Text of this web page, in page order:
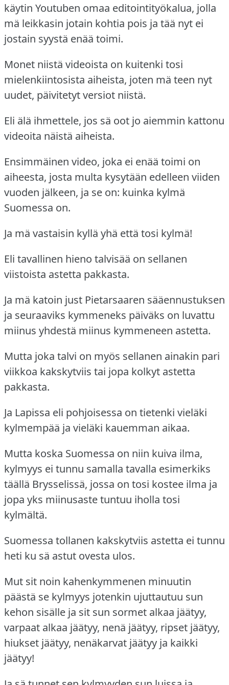
käytin Youtuben omaa editointityökalua, jolla
mä leikkasin jotain kohtia pois ja tää nyt ei
jostain syystä enää toimi.
Monet niistä videoista on kuitenki tosi
mielenkiintosista aiheista, joten mä teen nyt
uudet, päivitetyt versiot niistä.
Eli älä ihmettele, jos sä oot jo aiemmin kattonu
videoita näistä aiheista.
Ensimmäinen video, joka ei enää toimi on
aiheesta, josta multa kysytään edelleen viiden
vuoden jälkeen, ja se on: kuinka kylmä
Suomessa on.
Ja mä vastaisin kyllä yhä että tosi kylmä!
Eli tavallinen hieno talvisää on sellanen
viistoista astetta pakkasta.
Ja mä katoin just Pietarsaaren sääennustuksen
ja seuraaviks kymmeneks päiväks on luvattu
miinus yhdestä miinus kymmeneen astetta.
Mutta joka talvi on myös sellanen ainakin pari
viikkoa kakskytviis tai jopa kolkyt astetta
pakkasta.
Ja Lapissa eli pohjoisessa on tietenki vieläki
kylmempää ja vieläki kauemman aikaa.
Mutta koska Suomessa on niin kuiva ilma,
kylmyys ei tunnu samalla tavalla esimerkiks
täällä Brysselissä, jossa on tosi kostee ilma ja
jopa yks miinusaste tuntuu iholla tosi
kylmältä.
Suomessa tollanen kakskytviis astetta ei tunnu
heti ku sä astut ovesta ulos.
Mut sit noin kahenkymmenen minuutin
päästä se kylmyys jotenkin ujuttautuu sun
kehon sisälle ja sit sun sormet alkaa jäätyy,
varpaat alkaa jäätyy, nenä jäätyy, ripset jäätyy,
hiukset jäätyy, nenäkarvat jäätyy ja kaikki
jäätyy!